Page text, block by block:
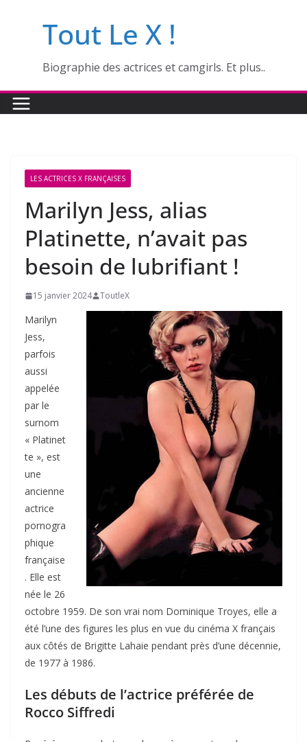
Tout Le X !
Biographie des actrices et camgirls. Et plus..
LES ACTRICES X FRANÇAISES
Marilyn Jess, alias
Platinette, n’avait pas
besoin de lubrifiant !
15 janvier 2024 ToutleX
Marilyn
Jess,
parfois
aussi
appelée
par le
surnom
« Platinet
te », est
une
ancienne
actrice
pornogra
phique
française
. Elle est
née le 26
octobre 1959. De son vrai nom Dominique Troyes, elle a
été l’une des figures les plus en vue du cinéma X français
aux côtés de Brigitte Lahaie pendant près d’une décennie,
de 1977 à 1986.
Les débuts de l’actrice préférée de
Rocco Siffredi